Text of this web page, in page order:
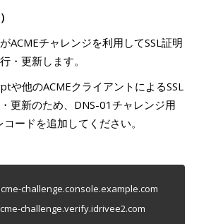
ACMEチャレンジを利用してSSL証明
・更新します。
や他のACMEクライアントによるSSL
更新のため、DNS-01チャレンジ用
コードを追加してください。
challenge.console.example.com
challenge.verify.idrivee2.com